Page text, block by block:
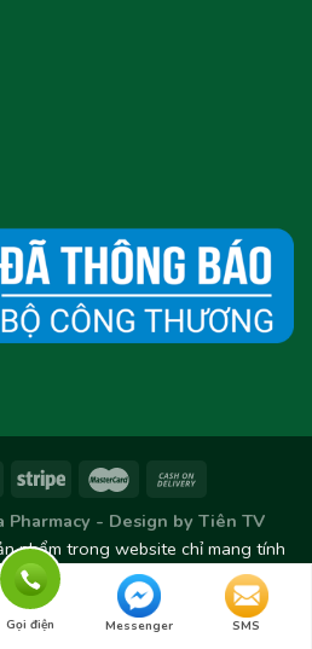
Gọi điện Messenger SMS
Pharmacy - Design by Tiên TV
phẩm trong website chỉ mang tính
thực tế có thể thay đổi/chênh lệch
Lô sản xuất.